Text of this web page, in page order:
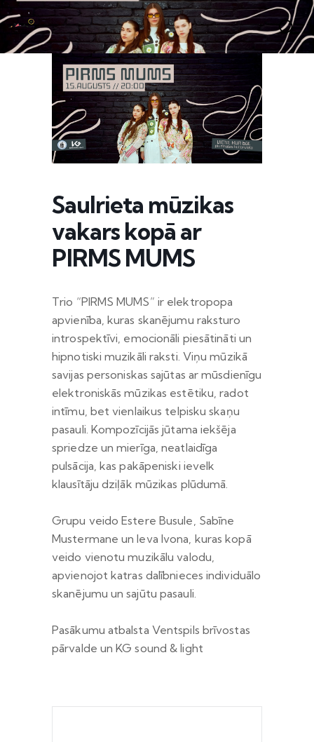
Saulrieta mūzikas
vakars kopā ar
PIRMS MUMS
Trio “PIRMS MUMS” ir elektropopa
apvienība, kuras skanējumu raksturo
introspektīvi, emocionāli piesātināti un
hipnotiski muzikāli raksti. Viņu mūzikā
savijas personiskas sajūtas ar mūsdienīgu
elektroniskās mūzikas estētiku, radot
intīmu, bet vienlaikus telpisku skaņu
pasauli. Kompozīcijās jūtama iekšēja
spriedze un mierīga, neatlaidīga
pulsācija, kas pakāpeniski ievelk
klausītāju dziļāk mūzikas plūdumā.
Grupu veido Estere Busule, Sabīne
Mustermane un Ieva Ivona, kuras kopā
veido vienotu muzikālu valodu,
apvienojot katras dalībnieces individuālo
skanējumu un sajūtu pasauli.
Pasākumu atbalsta Ventspils brīvostas
pārvalde un KG sound & light